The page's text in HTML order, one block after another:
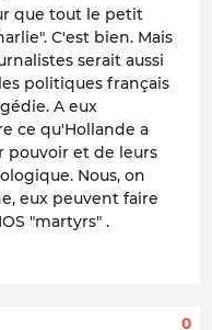
que tout le petit
C'est bien. Mais
serait aussi
politiques français
A eux
ce qu'Hollande a
pouvoir et de leurs
Nous, on
eux peuvent faire
"martyrs" .
0